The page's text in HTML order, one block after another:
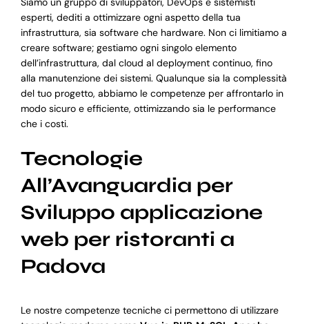
esperti, dediti a ottimizzare ogni aspetto della tua
infrastruttura, sia software che hardware. Non ci limitiamo a
creare software; gestiamo ogni singolo elemento
dell’infrastruttura, dal cloud al deployment continuo, fino
alla manutenzione dei sistemi. Qualunque sia la complessità
del tuo progetto, abbiamo le competenze per affrontarlo in
modo sicuro e efficiente, ottimizzando sia le performance
che i costi.
Tecnologie
All’Avanguardia per
Sviluppo applicazione
web per ristoranti a
Padova
Le nostre competenze tecniche ci permettono di utilizzare